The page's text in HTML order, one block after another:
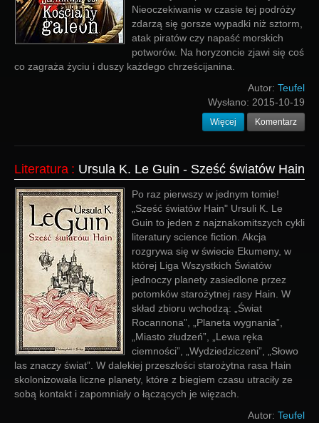
Nieoczekiwanie w czasie tej podróży
zdarzą się gorsze wypadki niż sztorm,
atak piratów czy napaść morskich
potworów. Na horyzoncie zjawi się coś
co zagraża życiu i duszy każdego chrześcijanina.
Autor: Teufel
Wysłano: 2015-10-19
Więcej Komentarz
Literatura : Ursula K. Le Guin - Sześć światów Hain
Po raz pierwszy w jednym tomie!
„Sześć światów Hain" Ursuli K. Le
Guin to jeden z najznakomitszych cykli
literatury science fiction. Akcja
rozgrywa się w świecie Ekumeny, w
której Liga Wszystkich Światów
jednoczy planety zasiedlone przez
potomków starożytnej rasy Hain. W
skład zbioru wchodzą: „Świat
Rocannona”, „Planeta wygnania”,
„Miasto złudzeń”, „Lewa ręka
ciemności”, „Wydziedziczeni”, „Słowo
las znaczy świat”. W dalekiej przeszłości starożytna rasa Hain
skolonizowała liczne planety, które z biegiem czasu utraciły ze
sobą kontakt i zapomniały o łączących je więzach.
Autor: Teufel